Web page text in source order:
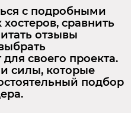
с подробными
сравнить
отзывы
своего проекта.
силы, которые
подбор